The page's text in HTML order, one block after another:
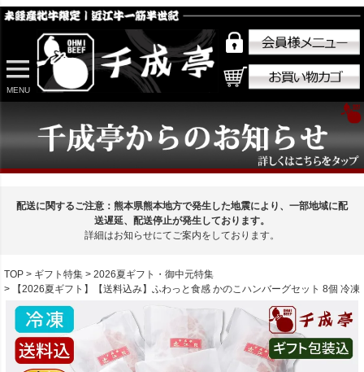
MENU
配送に関するご注意：熊本県熊本地方で発生した地震により、一部地域に配
送遅延、配送停止が発生しております。
詳細はお知らせにてご案内をしております。
TOP ギフト特集
2026夏ギフト・御中元特集
【2026夏ギフト】【送料込み】ふわっと食感 かのこハンバーグセット 8個 冷凍